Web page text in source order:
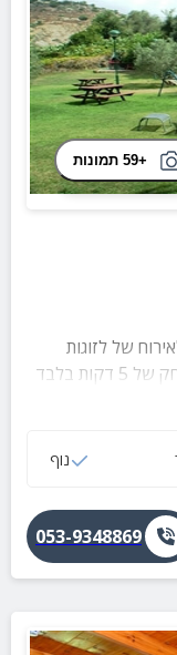
+59 תמונות
של לזוגות
ומשפחות אל מול נופים ציוריים ובמרחק של 5 דקות בלבד
נוף
053-9348869